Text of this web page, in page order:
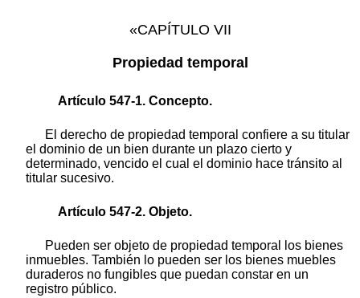
«CAPÍTULO VII
Propiedad temporal
Artículo 547-1. Concepto.
El derecho de propiedad temporal confiere a su titular
el dominio de un bien durante un plazo cierto y
determinado, vencido el cual el dominio hace tránsito al
titular sucesivo.
Artículo 547-2. Objeto.
Pueden ser objeto de propiedad temporal los bienes
inmuebles. También lo pueden ser los bienes muebles
duraderos no fungibles que puedan constar en un
registro público.